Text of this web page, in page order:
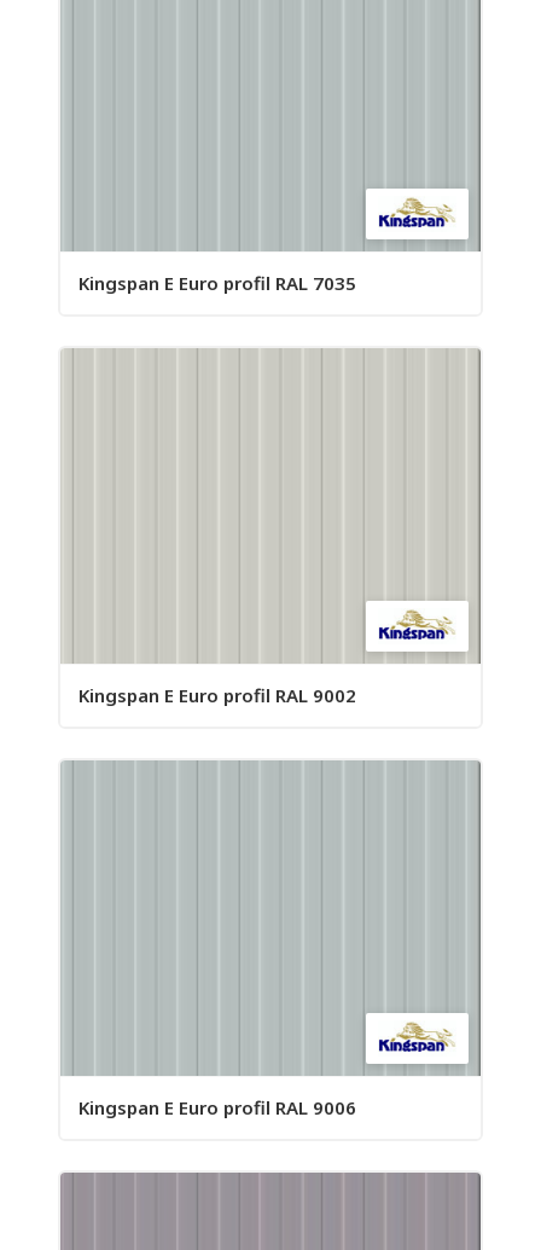
Kingspan E Euro profil RAL 7035
Kingspan E Euro profil RAL 9002
Kingspan E Euro profil RAL 9006